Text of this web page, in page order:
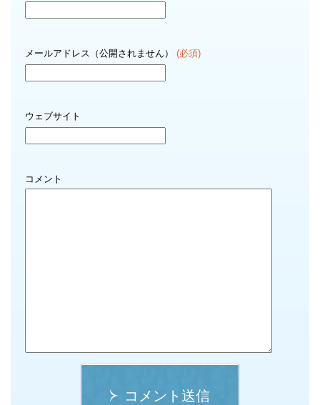
メールアドレス（公開されません） (必須)
ウェブサイト
コメント
コメント送信